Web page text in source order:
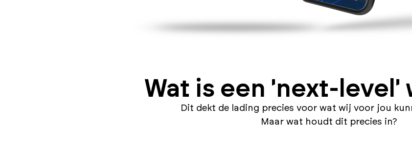
Wat is een 'next-level'
Dit dekt de lading precies voor wat wij voor jou
Maar wat houdt dit precies in?